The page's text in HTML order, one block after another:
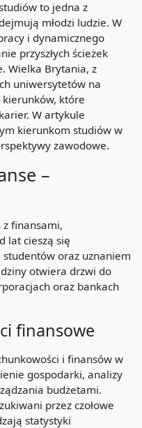
to jedna z
młodzi ludzie. W
i dynamicznego
przyszłych ścieżek
Wielka Brytania, z
uniwersytetów na
które
W artykule
kierunkom studiów w
zawodowe.
–
finansami,
lat cieszą się
oraz uznaniem
otwiera drzwi do
oraz bankach
finansowe
i finansów w
gospodarki, analizy
budżetami.
przez czołowe
statystyki